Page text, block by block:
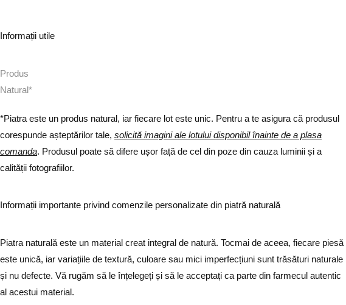
Informații utile
Produs
Natural*
*Piatra este un produs natural, iar fiecare lot este unic. Pentru a te asigura că produsul
corespunde așteptărilor tale, solicită imagini ale lotului disponibil înainte de a plasa
comanda. Produsul poate să difere ușor față de cel din poze din cauza luminii și a
calității fotografiilor.
Informații importante privind comenzile personalizate din piatră naturală
Piatra naturală este un material creat integral de natură. Tocmai de aceea, fiecare piesă
este unică, iar variațiile de textură, culoare sau mici imperfecțiuni sunt trăsături naturale
și nu defecte. Vă rugăm să le înțelegeți și să le acceptați ca parte din farmecul autentic
al acestui material.